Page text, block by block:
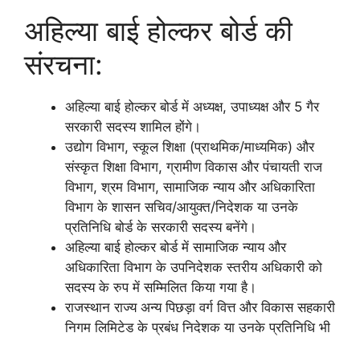
अहिल्या बाई होल्कर बोर्ड की
संरचना:
अहिल्या बाई होल्कर बोर्ड में अध्यक्ष, उपाध्यक्ष और 5 गैर
सरकारी सदस्य शामिल होंगे।
उद्योग विभाग, स्कूल शिक्षा (प्राथमिक/माध्यमिक) और
संस्कृत शिक्षा विभाग, ग्रामीण विकास और पंचायती राज
विभाग, श्रम विभाग, सामाजिक न्याय और अधिकारिता
विभाग के शासन सचिव/आयुक्त/निदेशक या उनके
प्रतिनिधि बोर्ड के सरकारी सदस्य बनेंगे।
अहिल्या बाई होल्कर बोर्ड में सामाजिक न्याय और
अधिकारिता विभाग के उपनिदेशक स्तरीय अधिकारी को
सदस्य के रुप में सम्मिलित किया गया है।
राजस्थान राज्य अन्य पिछड़ा वर्ग वित्त और विकास सहकारी
निगम लिमिटेड के प्रबंध निदेशक या उनके प्रतिनिधि भी